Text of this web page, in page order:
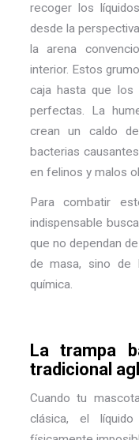
recoger los
desde la
la arena
interior. Estos
caja hasta que los
perfectas. La
crean un caldo
bacterias
en felinos y malos
Para combatir
indispensable
que no dependan
de masa, sino de
química.
La trampa
tradicional
Cuando tu
clásica, el